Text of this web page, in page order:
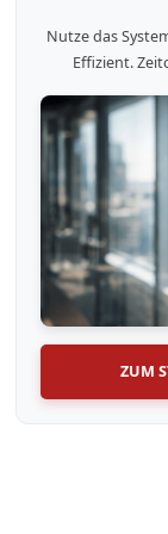
Nutze das
Effizient.
ZUM